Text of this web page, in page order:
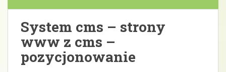
System cms – strony
www z cms –
pozycjonowanie